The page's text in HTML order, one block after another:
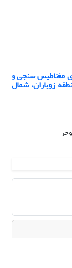
مغناطیس سنجی و
زوباران، شمال